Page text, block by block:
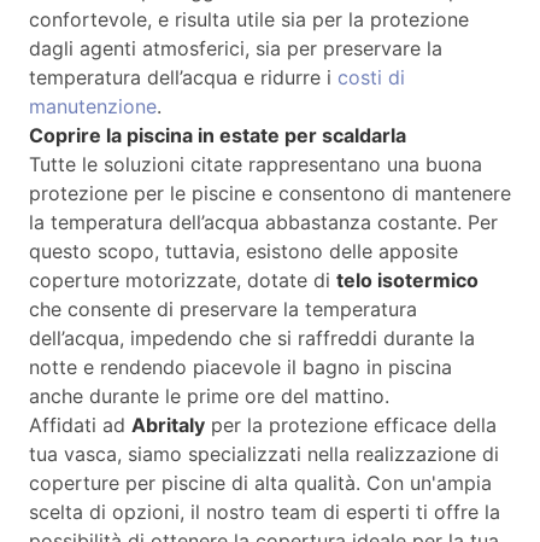
confortevole, e risulta utile sia per la protezione
dagli agenti atmosferici, sia per preservare la
temperatura dell’acqua e ridurre i costi di
manutenzione.
Coprire la piscina in estate per scaldarla
Tutte le soluzioni citate rappresentano una buona
protezione per le piscine e consentono di mantenere
la temperatura dell’acqua abbastanza costante. Per
questo scopo, tuttavia, esistono delle apposite
coperture motorizzate, dotate di telo isotermico
che consente di preservare la temperatura
dell’acqua, impedendo che si raffreddi durante la
notte e rendendo piacevole il bagno in piscina
anche durante le prime ore del mattino.
Affidati ad Abritaly per la protezione efficace della
tua vasca, siamo specializzati nella realizzazione di
coperture per piscine di alta qualità. Con un'ampia
scelta di opzioni, il nostro team di esperti ti offre la